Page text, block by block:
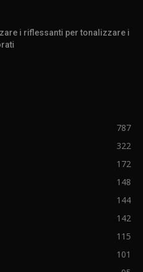
i riflessanti per tonalizzare i
787
322
172
148
144
142
115
101